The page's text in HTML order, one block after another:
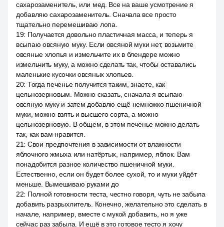
сахарозаменитель, или мед. Все на ваше усмотрение я
добавляю сахарозаменитель. Сначала все просто
тщательно перемешиваю лопа.
19: Получается довольно пластичная масса, и теперь я
всыпаю овсяную муку. Если овсяной муки нет, возьмите
овсяные хлопья и измельчите их в блендере можно
измельчить муку, а можно сделать так, чтобы оставались
маленькие кусочки овсяных хлопьев.
20: Тогда печенье получится таким, знаете, как
цельнозерновым. Можно сказать, сначала я всыпаю
овсяную муку и затем добавлю ещё немножко пшеничной
муки, можно взять и высшего сорта, а можно
цельнозерновую. В общем, в этом печенье можно делать
так, как вам нравится.
21: Свои предпочтения в зависимости от влажности
яблочного жмыха или натёртых, например, яблок. Вам
понадобится разное количество пшеничной муки.
Естественно, если он будет более сухой, то и муки уйдёт
меньше. Вымешиваю руками до
22: Полной готовности теста, честно говоря, чуть не забыла
добавить разрыхлитель. Конечно, желательно это сделать в
начале, например, вместе с мукой добавить, но я уже
сейчас раз забыла. И ещё в это готовое тесто я хочу